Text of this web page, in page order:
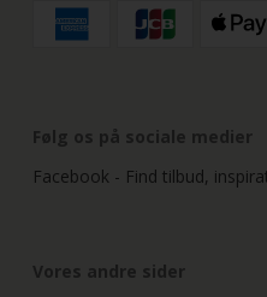
Følg os på sociale medier
Facebook - Find tilbud,
Vores andre sider